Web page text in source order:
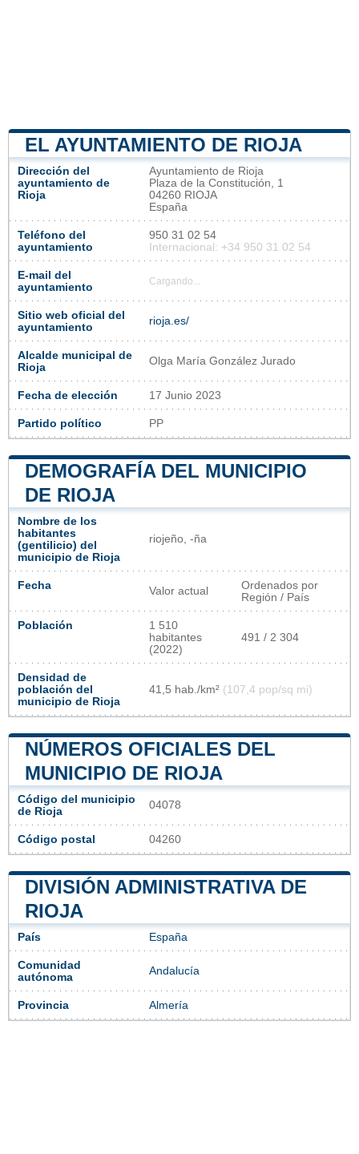
EL AYUNTAMIENTO DE RIOJA
Dirección del
ayuntamiento de
Rioja
Ayuntamiento de Rioja
Plaza de la Constitución, 1
04260 RIOJA
España
Teléfono del
ayuntamiento
950 31 02 54
Internacional: +34 950 31 02 54
E-mail del
ayuntamiento
Cargando...
Sitio web oficial del
ayuntamiento
rioja.es/
Alcalde municipal de
Rioja
Olga María González Jurado
Fecha de elección 17 Junio 2023
Partido político PP
DEMOGRAFÍA DEL MUNICIPIO
DE RIOJA
Nombre de los
habitantes
(gentilicio) del
municipio de Rioja
riojeño, -ña
Fecha Valor actual
Ordenados por
Región / País
Población
1 510
habitantes
(2022)
491 / 2 304
Densidad de
población del
municipio de Rioja
41,5 hab./km² (107,4 pop/sq mi)
NÚMEROS OFICIALES DEL
MUNICIPIO DE RIOJA
Código del municipio
de Rioja
04078
Código postal 04260
DIVISIÓN ADMINISTRATIVA DE
RIOJA
País España
Comunidad
autónoma
Andalucía
Provincia Almería